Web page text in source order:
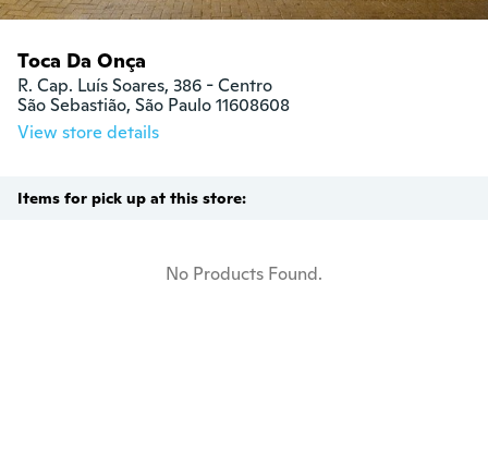
Toca Da Onça
R. Cap. Luís Soares, 386 - Centro
São Sebastião, São Paulo 11608608
View store details
Items for pick up at this store:
No Products Found.